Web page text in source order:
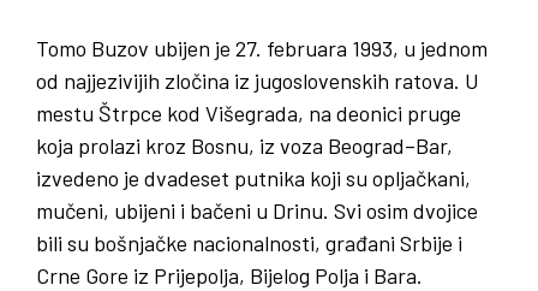
Tomo Buzov ubijen je 27. februara 1993, u jednom
od najjezivijih zločina iz jugoslovenskih ratova. U
mestu Štrpce kod Višegrada, na deonici pruge
koja prolazi kroz Bosnu, iz voza Beograd–Bar,
izvedeno je dvadeset putnika koji su opljačkani,
mučeni, ubijeni i bačeni u Drinu. Svi osim dvojice
bili su bošnjačke nacionalnosti, građani Srbije i
Crne Gore iz Prijepolja, Bijelog Polja i Bara.